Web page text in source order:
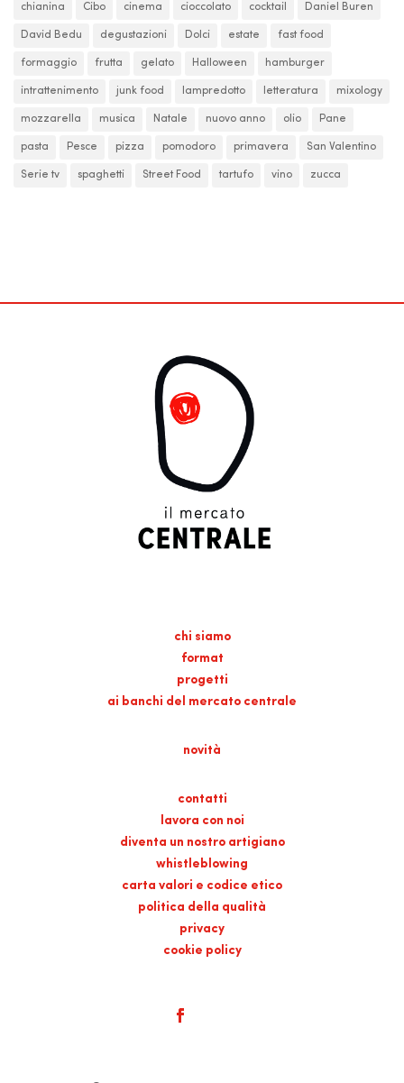
chianina Cibo cinema cioccolato cocktail Daniel Buren
David Bedu degustazioni Dolci estate fast food
formaggio frutta gelato Halloween hamburger
intrattenimento junk food lampredotto letteratura mixology
mozzarella musica Natale nuovo anno olio Pane
pasta Pesce pizza pomodoro primavera San Valentino
Serie tv spaghetti Street Food tartufo vino zucca
chi siamo
format
progetti
ai banchi del mercato centrale
novità
contatti
lavora con noi
diventa un nostro artigiano
whistleblowing
carta valori e codice etico
politica della qualità
privacy
cookie policy